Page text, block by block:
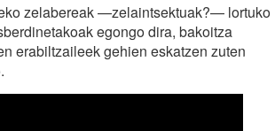
zelabereak —zelaintsektuak?— lortuko
egongo dira, bakoitza
erabiltzaileek gehien eskatzen zuten